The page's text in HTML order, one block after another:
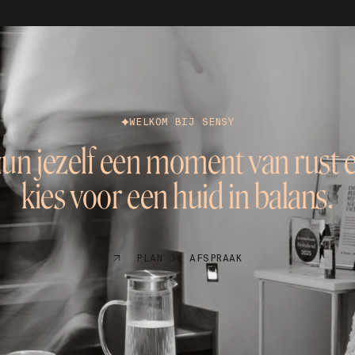
WELKOM BIJ SENSY
jezelf een moment van rust
kies voor een huid in balans.
PLAN JE AFSPRAAK